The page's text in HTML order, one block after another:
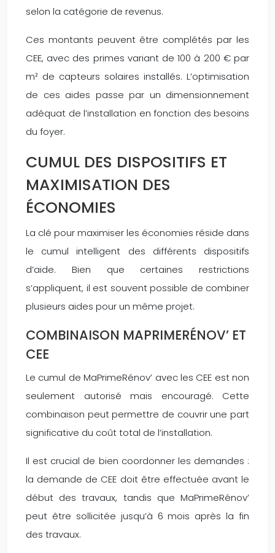
selon la catégorie de revenus.
Ces montants peuvent être complétés par les
CEE, avec des primes variant de 100 à 200 € par
m² de capteurs solaires installés. L’optimisation
de ces aides passe par un dimensionnement
adéquat de l’installation en fonction des besoins
du foyer.
CUMUL DES DISPOSITIFS ET
MAXIMISATION DES
ÉCONOMIES
La clé pour maximiser les économies réside dans
le cumul intelligent des différents dispositifs
d’aide. Bien que certaines restrictions
s’appliquent, il est souvent possible de combiner
plusieurs aides pour un même projet.
COMBINAISON MAPRIMERÉNOV’ ET
CEE
Le cumul de MaPrimeRénov’ avec les CEE est non
seulement autorisé mais encouragé. Cette
combinaison peut permettre de couvrir une part
significative du coût total de l’installation.
Il est crucial de bien coordonner les demandes :
la demande de CEE doit être effectuée avant le
début des travaux, tandis que MaPrimeRénov’
peut être sollicitée jusqu’à 6 mois après la fin
des travaux.